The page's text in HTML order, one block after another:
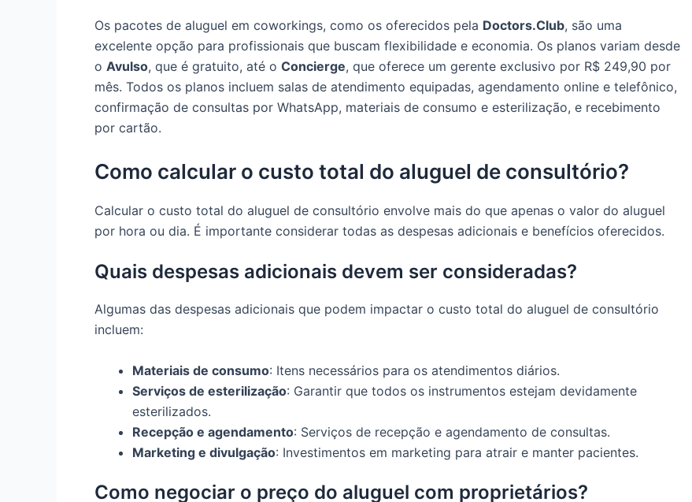
Os pacotes de aluguel em coworkings, como os oferecidos pela Doctors.Club, são uma
excelente opção para profissionais que buscam flexibilidade e economia. Os planos variam desde
o Avulso, que é gratuito, até o Concierge, que oferece um gerente exclusivo por R$ 249,90 por
mês. Todos os planos incluem salas de atendimento equipadas, agendamento online e telefônico,
confirmação de consultas por WhatsApp, materiais de consumo e esterilização, e recebimento
por cartão.
Como calcular o custo total do aluguel de consultório?
Calcular o custo total do aluguel de consultório envolve mais do que apenas o valor do aluguel
por hora ou dia. É importante considerar todas as despesas adicionais e benefícios oferecidos.
Quais despesas adicionais devem ser consideradas?
Algumas das despesas adicionais que podem impactar o custo total do aluguel de consultório
incluem:
Materiais de consumo: Itens necessários para os atendimentos diários.
Serviços de esterilização: Garantir que todos os instrumentos estejam devidamente
esterilizados.
Recepção e agendamento: Serviços de recepção e agendamento de consultas.
Marketing e divulgação: Investimentos em marketing para atrair e manter pacientes.
Como negociar o preço do aluguel com proprietários?